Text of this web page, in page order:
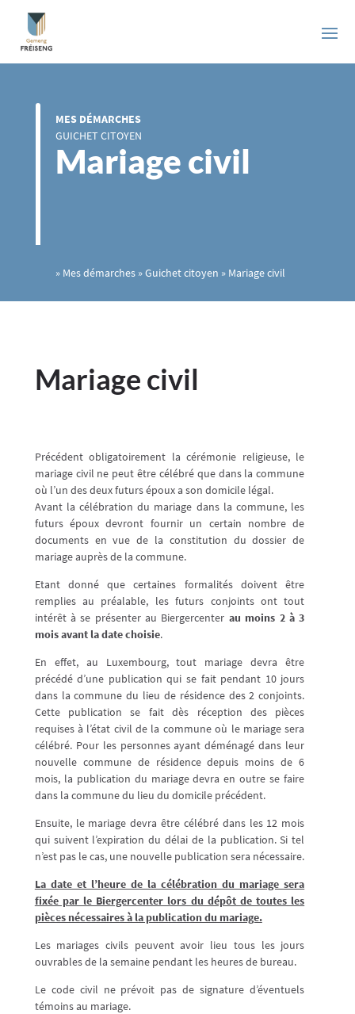
MES DÉMARCHES
GUICHET CITOYEN
Mariage civil
» Mes démarches »Guichet citoyen » Mariage civil
Mariage civil
Précédent obligatoirement la cérémonie religieuse, le
mariage civil ne peut être célébré que dans la commune
où l’un des deux futurs époux a son domicile légal.
Avant la célébration du mariage dans la commune, les
futurs époux devront fournir un certain nombre de
documents en vue de la constitution du dossier de
mariage auprès de la commune.
Etant donné que certaines formalités doivent être
remplies au préalable, les futurs conjoints ont tout
intérêt à se présenter au Biergercenter au moins 2 à 3
mois avant la date choisie.
En effet, au Luxembourg, tout mariage devra être
précédé d’une publication qui se fait pendant 10 jours
dans la commune du lieu de résidence des 2 conjoints.
Cette publication se fait dès réception des pièces
requises à l’état civil de la commune où le mariage sera
célébré. Pour les personnes ayant déménagé dans leur
nouvelle commune de résidence depuis moins de 6
mois, la publication du mariage devra en outre se faire
dans la commune du lieu du domicile précédent.
Ensuite, le mariage devra être célébré dans les 12 mois
qui suivent l’expiration du délai de la publication. Si tel
n’est pas le cas, une nouvelle publication sera nécessaire.
La date et l’heure de la célébration du mariage sera
fixée par le Biergercenter lors du dépôt de toutes les
pièces nécessaires à la publication du mariage.
Les mariages civils peuvent avoir lieu tous les jours
ouvrables de la semaine pendant les heures de bureau.
Le code civil ne prévoit pas de signature d’éventuels
témoins au mariage.